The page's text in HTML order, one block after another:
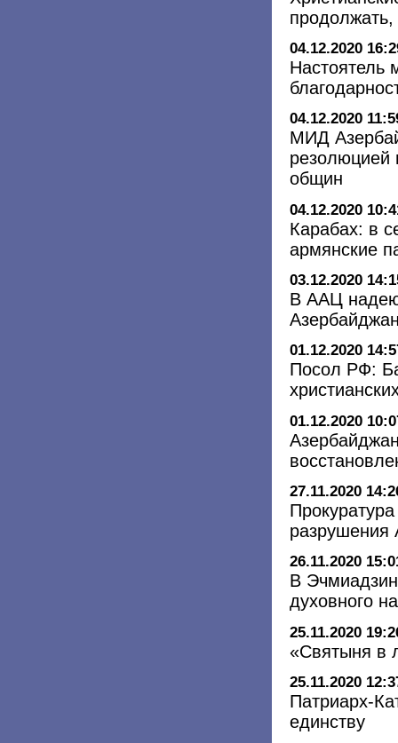
04.12.2020
Настоятель
04.12.2020
МИД
резолюцией
общин
04.12.2020
Карабах: в
армянские
03.12.2020
В ААЦ
01.12.2020
Посол РФ:
01.12.2020
27.11.2020
разрушения
26.11.2020
В
духовного
25.11.2020
«Святыня в
25.11.2020
Патриарх-
единству